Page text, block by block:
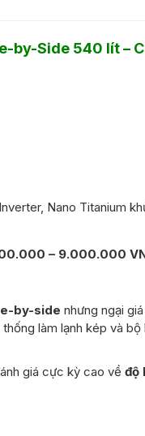
by-Side 540 lít –
Nano Titanium
– 9.000.000
by-side nhưng ngại
làm lạnh kép và
giá cực kỳ cao về độ